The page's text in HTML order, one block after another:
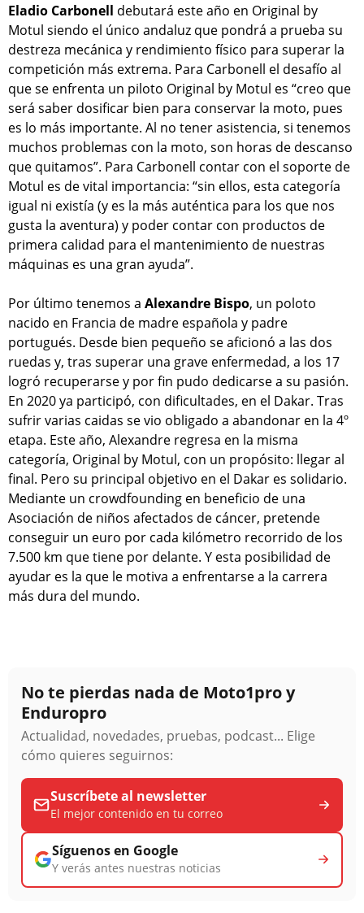
Eladio Carbonell debutará este año en Original by
Motul siendo el único andaluz que pondrá a prueba su
destreza mecánica y rendimiento físico para superar la
competición más extrema. Para Carbonell el desafío al
que se enfrenta un piloto Original by Motul es “creo que
será saber dosificar bien para conservar la moto, pues
es lo más importante. Al no tener asistencia, si tenemos
muchos problemas con la moto, son horas de descanso
que quitamos”. Para Carbonell contar con el soporte de
Motul es de vital importancia: “sin ellos, esta categoría
igual ni existía (y es la más auténtica para los que nos
gusta la aventura) y poder contar con productos de
primera calidad para el mantenimiento de nuestras
máquinas es una gran ayuda”.
Por último tenemos a Alexandre Bispo, un poloto
nacido en Francia de madre española y padre
portugués. Desde bien pequeño se aficionó a las dos
ruedas y, tras superar una grave enfermedad, a los 17
logró recuperarse y por fin pudo dedicarse a su pasión.
En 2020 ya participó, con dificultades, en el Dakar. Tras
sufrir varias caidas se vio obligado a abandonar en la 4º
etapa. Este año, Alexandre regresa en la misma
categoría, Original by Motul, con un propósito: llegar al
final. Pero su principal objetivo en el Dakar es solidario.
Mediante un crowdfounding en beneficio de una
Asociación de niños afectados de cáncer, pretende
conseguir un euro por cada kilómetro recorrido de los
7.500 km que tiene por delante. Y esta posibilidad de
ayudar es la que le motiva a enfrentarse a la carrera
más dura del mundo.
No te pierdas nada de Moto1pro y
Enduropro
Actualidad, novedades, pruebas, podcast... Elige
cómo quieres seguirnos:
Suscríbete al newsletter
El mejor contenido en tu correo
Síguenos en Google
Y verás antes nuestras noticias